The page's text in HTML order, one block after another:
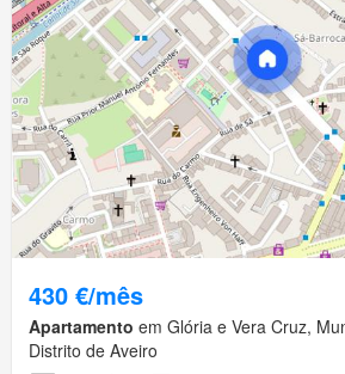
430 €/mês
Apartamento em Glória e Vera Cruz,
Distrito de Aveiro